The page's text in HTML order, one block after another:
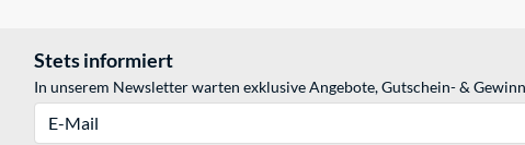
Stets informiert
In unserem Newsletter warten exklusive Angebote, Gutschein- &